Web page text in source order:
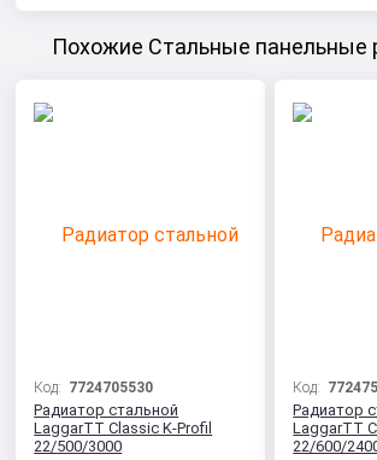
Похожие Стальные панельные
Код: 7724705530
Радиатор стальной
LaggarTT Classic K-Profil
22/500/3000
Код:
Радиатор
LaggarTT
22/600/